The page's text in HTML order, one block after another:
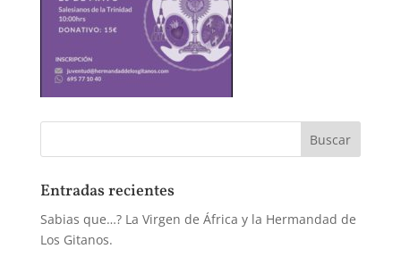
Entradas recientes
Sabias que…? La Virgen de África y la Hermandad de
Los Gitanos.